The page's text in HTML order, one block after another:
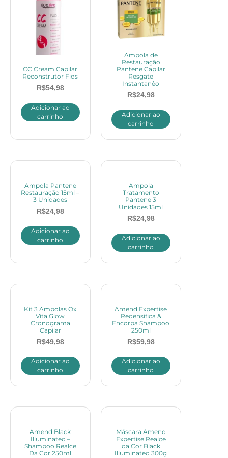
CC Cream Capilar
Reconstrutor Fios
R$54,98
Adicionar ao
carrinho
Ampola de
Restauração
Pantene Capilar
Resgate
Instantanêo
R$24,98
Adicionar ao
carrinho
Ampola Pantene
Restauração 15ml –
3 Unidades
R$24,98
Adicionar ao
carrinho
Ampola
Tratamento
Pantene 3
Unidades 15ml
R$24,98
Adicionar ao
carrinho
Kit 3 Ampolas Ox
Vita Glow
Cronograma
Capilar
R$49,98
Adicionar ao
carrinho
Amend Expertise
Redensifica &
Encorpa Shampoo
250ml
R$59,98
Adicionar ao
carrinho
Amend Black
Illuminated –
Shampoo Realce
Da Cor 250ml
Máscara Amend
Expertise Realce
da Cor Black
Illuminated 300g